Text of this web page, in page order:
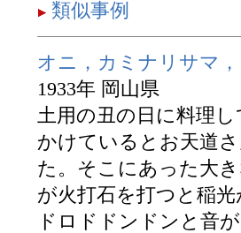
類似事例
オニ，カミナリサマ
1933年 岡山県
土用の丑の日に料理
かけているとお天道
た。そこにあった大
が火打石を打つと稲
ドロドドンドンと音